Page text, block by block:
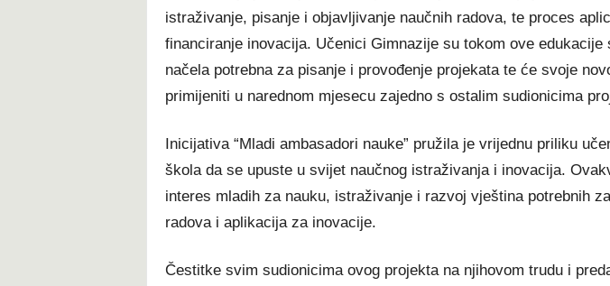
istraživanje, pisanje i objavljivanje naučnih radova, te proces
financiranje inovacija. Učenici Gimnazije su tokom ove edukacije
načela potrebna za pisanje i provođenje projekata te će svoje
primijeniti u narednom mjesecu zajedno s ostalim sudionicima
Inicijativa “Mladi ambasadori nauke” pružila je vrijednu priliku
škola da se upuste u svijet naučnog istraživanja i inovacija.
interes mladih za nauku, istraživanje i razvoj vještina potrebnih
radova i aplikacija za inovacije.
Čestitke svim sudionicima ovog projekta na njihovom trudu i